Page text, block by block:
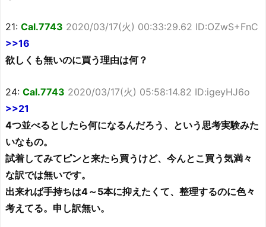
21: Cal.7743 2020/03/17(火) 00:33:29.62 ID:OZwS+FnC
>>16
欲しくも無いのに買う理由は何？
24: Cal.7743 2020/03/17(火) 05:58:14.82 ID:igeyHJ6o
>>21
4つ並べるとしたら何になるんだろう、という思考実験みた
いなもの。
試着してみてピンと来たら買うけど、今んとこ買う気満々
な訳では無いです。
出来れば手持ちは4～5本に抑えたくて、整理するのに色々
考えてる。申し訳無い。